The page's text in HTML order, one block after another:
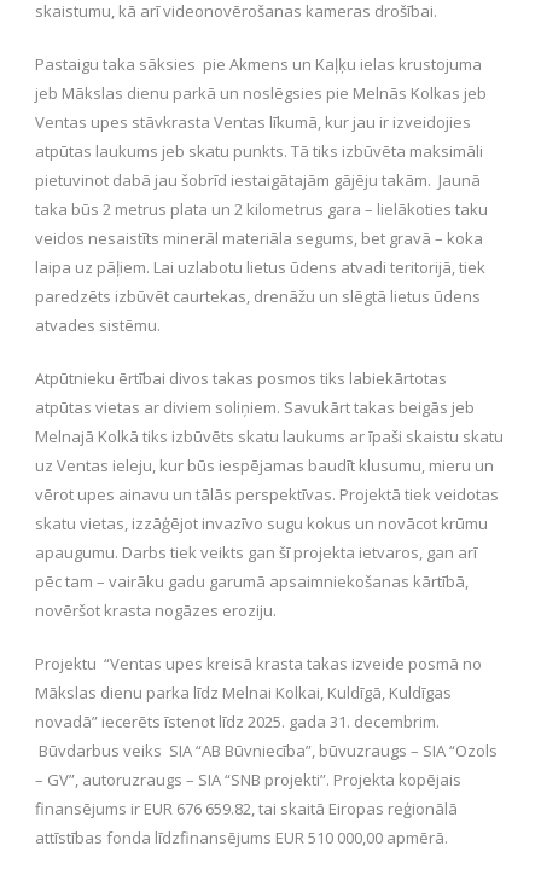
skaistumu, kā arī videonovērošanas kameras drošībai.
Pastaigu taka sāksies pie Akmens un Kaļķu ielas krustojuma
jeb Mākslas dienu parkā un noslēgsies pie Melnās Kolkas jeb
Ventas upes stāvkrasta Ventas līkumā, kur jau ir izveidojies
atpūtas laukums jeb skatu punkts. Tā tiks izbūvēta maksimāli
pietuvinot dabā jau šobrīd iestaigātajām gājēju takām. Jaunā
taka būs 2 metrus plata un 2 kilometrus gara – lielākoties taku
veidos nesaistīts minerāl materiāla segums, bet gravā – koka
laipa uz pāļiem. Lai uzlabotu lietus ūdens atvadi teritorijā, tiek
paredzēts izbūvēt caurtekas, drenāžu un slēgtā lietus ūdens
atvades sistēmu.
Atpūtnieku ērtībai divos takas posmos tiks labiekārtotas
atpūtas vietas ar diviem soliņiem. Savukārt takas beigās jeb
Melnajā Kolkā tiks izbūvēts skatu laukums ar īpaši skaistu skatu
uz Ventas ieleju, kur būs iespējamas baudīt klusumu, mieru un
vērot upes ainavu un tālās perspektīvas. Projektā tiek veidotas
skatu vietas, izzāģējot invazīvo sugu kokus un novācot krūmu
apaugumu. Darbs tiek veikts gan šī projekta ietvaros, gan arī
pēc tam – vairāku gadu garumā apsaimniekošanas kārtībā,
novēršot krasta nogāzes eroziju.
Projektu “Ventas upes kreisā krasta takas izveide posmā no
Mākslas dienu parka līdz Melnai Kolkai, Kuldīgā, Kuldīgas
novadā” iecerēts īstenot līdz 2025. gada 31. decembrim.
Būvdarbus veiks SIA “AB Būvniecība”, būvuzraugs – SIA “Ozols
– GV”, autoruzraugs – SIA “SNB projekti”. Projekta kopējais
finansējums ir EUR 676 659.82, tai skaitā Eiropas reģionālā
attīstības fonda līdzfinansējums EUR 510 000,00 apmērā.